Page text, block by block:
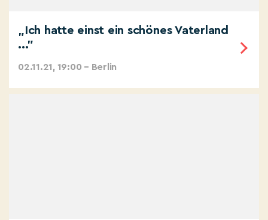
„Ich hatte einst ein schönes Vaterland
..."
02.11.21, 19:00 – Berlin